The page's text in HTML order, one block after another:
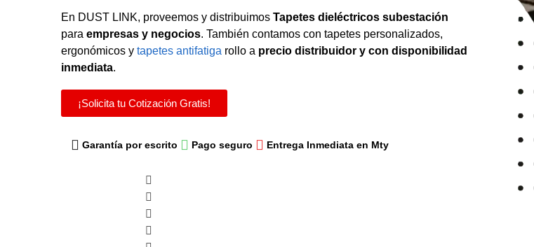
En DUST LINK, proveemos y distribuimos Tapetes dieléctricos subestación
para empresas y negocios. También contamos con tapetes personalizados,
ergonómicos y tapetes antifatiga rollo a precio distribuidor y con disponibilidad
inmediata.
¡Solicita tu Cotización Gratis!
Garantía por escrito Pago seguro Entrega Inmediata en Mty